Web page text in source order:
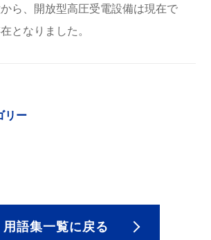
ら、開放型高圧受電設備は現在で
となりました。
リー
用語集一覧に戻る